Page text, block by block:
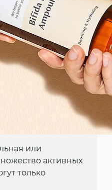
или
активных
только